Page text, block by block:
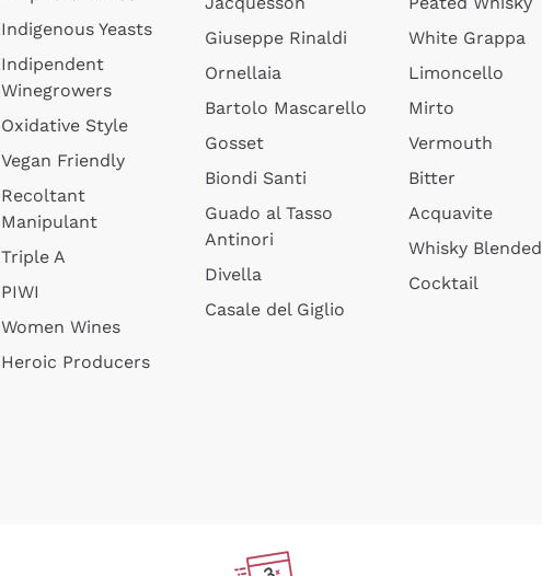
Indigenous Yeasts
Indipendent
Winegrowers
Oxidative Style
Vegan Friendly
Recoltant
Manipulant
Triple A
PIWI
Women Wines
Heroic Producers
Giuseppe Rinaldi
Ornellaia
Bartolo Mascarello
Gosset
Biondi Santi
Guado al Tasso
Antinori
Divella
Casale del Giglio
White Grappa
Limoncello
Mirto
Vermouth
Bitter
Acquavite
Whisky Blended
Cocktail